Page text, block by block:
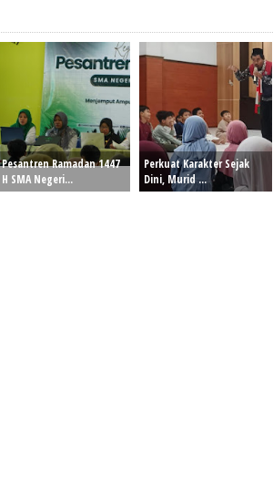
Pesantren Ramadan 1447
H SMA Negeri...
Perkuat Karakter Sejak
Dini, Murid ...